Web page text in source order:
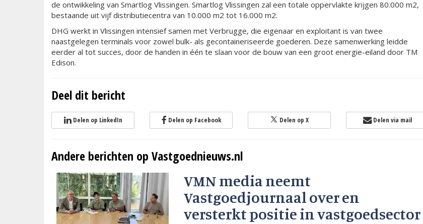
de ontwikkeling van Smartlog Vlissingen. Smartlog Vlissingen zal een totale oppervlakte krijgen 80.000 m2,
bestaande uit vijf distributiecentra van 10.000 m2 tot 16.000 m2.
DHG werkt in Vlissingen intensief samen met Verbrugge, die eigenaar en exploitant is van twee
naastgelegen terminals voor zowel bulk- als gecontaineriseerde goederen. Deze samenwerking leidde
eerder al tot succes, door de handen in één te slaan voor de bouw van een groot energie-eiland door TM
Edison.
Deel dit bericht
Delen op LinkedIn Delen op Facebook Delen op X Delen via mail
Andere berichten op Vastgoednieuws.nl
VMN media neemt
Vastgoedjournaal over en
versterkt positie in vastgoedsector